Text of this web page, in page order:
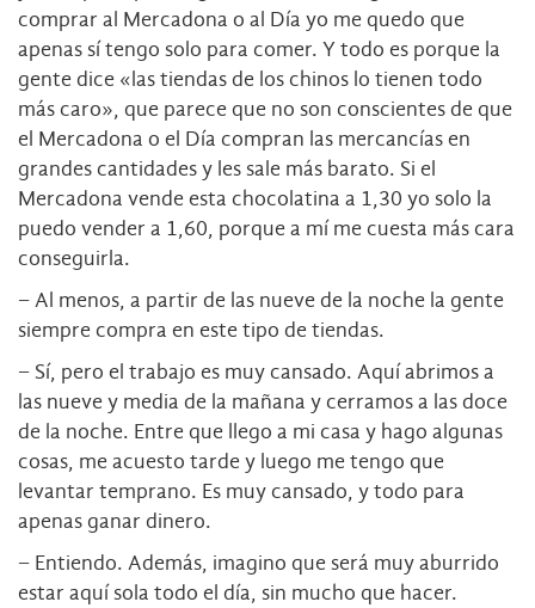
comprar al Mercadona o al Día yo me quedo que
apenas sí tengo solo para comer. Y todo es porque la
gente dice «las tiendas de los chinos lo tienen todo
más caro», que parece que no son conscientes de que
el Mercadona o el Día compran las mercancías en
grandes cantidades y les sale más barato. Si el
Mercadona vende esta chocolatina a 1,30 yo solo la
puedo vender a 1,60, porque a mí me cuesta más cara
conseguirla.
− Al menos, a partir de las nueve de la noche la gente
siempre compra en este tipo de tiendas.
− Sí, pero el trabajo es muy cansado. Aquí abrimos a
las nueve y media de la mañana y cerramos a las doce
de la noche. Entre que llego a mi casa y hago algunas
cosas, me acuesto tarde y luego me tengo que
levantar temprano. Es muy cansado, y todo para
apenas ganar dinero.
− Entiendo. Además, imagino que será muy aburrido
estar aquí sola todo el día, sin mucho que hacer.